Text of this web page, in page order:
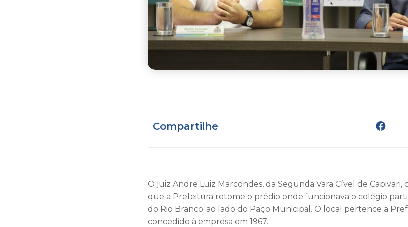
Compartilhe
O juiz Andre Luiz Marcondes, da Segunda Vara Cível de
que a Prefeitura retome o prédio onde funcionava o colégio
do Rio Branco, ao lado do Paço Municipal. O local pertence a
concedido à empresa em 1967.